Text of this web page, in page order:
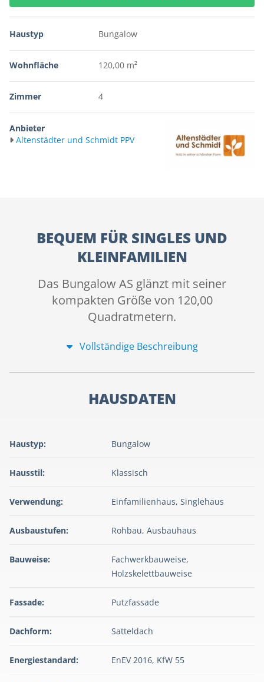
Haustyp Bungalow
Wohnfläche 120,00 m²
Zimmer 4
Anbieter
Altenstädter und Schmidt PPV
BEQUEM FÜR SINGLES UND
KLEINFAMILIEN
Das Bungalow AS glänzt mit seiner
kompakten Größe von 120,00
Quadratmetern.
Vollständige Beschreibung
HAUSDATEN
Haustyp: Bungalow
Hausstil: Klassisch
Verwendung: Einfamilienhaus, Singlehaus
Ausbaustufen: Rohbau, Ausbauhaus
Bauweise:
Fachwerkbauweise,
Holzskelettbauweise
Fassade: Putzfassade
Dachform: Satteldach
Energiestandard: EnEV 2016, KfW 55